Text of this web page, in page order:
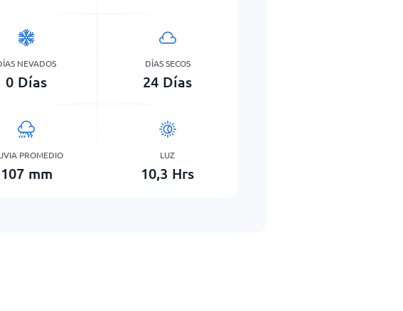
NEVADOS
0 Días
DÍAS SECOS
24 Días
PROMEDIO
107 mm
LUZ
10,3 Hrs